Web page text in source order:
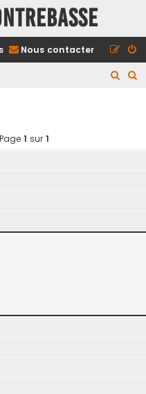
Nous contacter
1 sur 1